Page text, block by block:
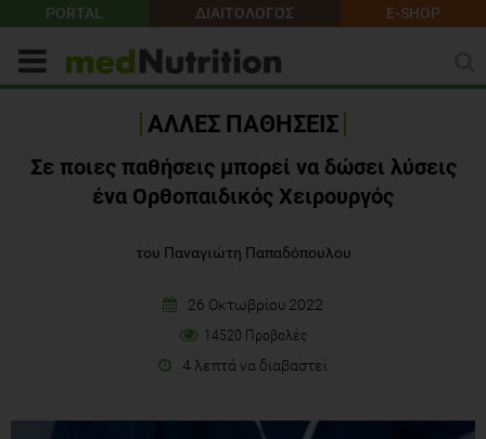
PORTAL ΔΙΑΙΤΟΛΟΓΟΣ E-SHOP
ΑΛΛΕΣ ΠΑΘΗΣΕΙΣ
Σε ποιες παθήσεις μπορεί να δώσει λύσεις
ένα Ορθοπαιδικός Χειρουργός
του Παναγιώτη Παπαδόπουλου
26 Οκτωβρίου 2022
14520 Προβολές
4 λεπτά να διαβαστεί